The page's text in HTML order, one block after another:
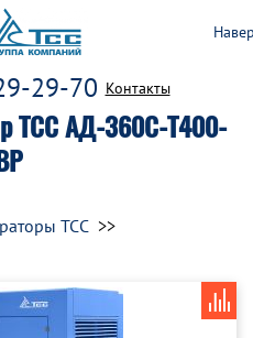
ТСС АД-360С-Т400-
29-70 Контакты
ТСС